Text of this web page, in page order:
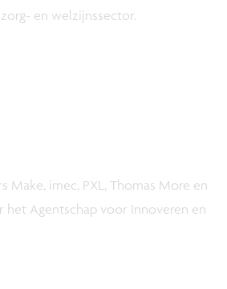
en welzijnssector.
Make, imec, PXL, Thomas More en
Agentschap voor Innoveren en